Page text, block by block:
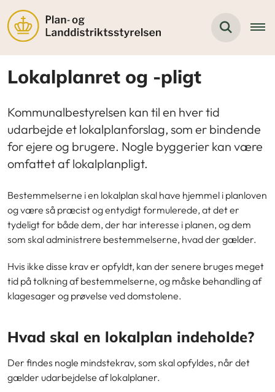
Lokalplanret og -pligt
Kommunalbestyrelsen kan til en hver tid
udarbejde et lokalplanforslag, som er bindende
for ejere og brugere. Nogle byggerier kan være
omfattet af lokalplanpligt.
Bestemmelserne i en lokalplan skal have hjemmel i planloven
og være så præcist og entydigt formulerede, at det er
tydeligt for både dem, der har interesse i planen, og dem
som skal administrere bestemmelserne, hvad der gælder.
Hvis ikke disse krav er opfyldt, kan der senere bruges meget
tid på tolkning af bestemmelserne, og måske behandling af
klagesager og prøvelse ved domstolene.
Hvad skal en lokalplan indeholde?
Der findes nogle mindstekrav, som skal opfyldes, når det
gælder udarbejdelse af lokalplaner.